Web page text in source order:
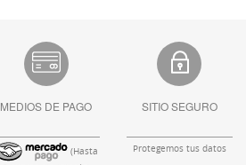
MEDIOS DE PAGO
(Hasta
SITIO SEGURO
Protegemos tus datos